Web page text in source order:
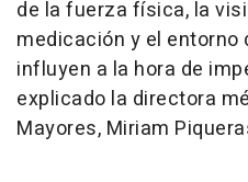
de la fuerza física, la
medicación y el
influyen a la hora de
explicado la directora
Mayores, Miriam